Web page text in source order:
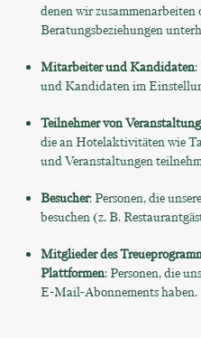
denen wir zusammenarbeiten
Beratungsbeziehungen
Mitarbeiter und Kandidaten:
und Kandidaten im
Teilnehmer von
die an Hotelaktivitäten wie
und Veranstaltungen
Besucher: Personen, die
besuchen (z. B.
Mitglieder des
Plattformen: Personen, die
E-Mail-Abonnements haben.